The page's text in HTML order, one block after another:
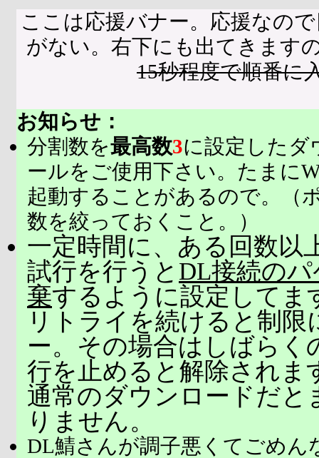
ここは応援バナー。応援なの
がない。右下にも出てきます
15秒程度で順番に
お知らせ：
分割数を最高数3に設定したダ
ールをご使用下さい。たまに
起動することがあるので。（
数を絞っておくこと。）
一定時間に、ある回数以
試行を行うと DL接続の
棄するように設定してま
リトライを続けると制限
ー。その場合はしばらく
行を止めると解除されま
通常のダウンロードだと
りません。
DL鯖さんが調子悪くてごめん